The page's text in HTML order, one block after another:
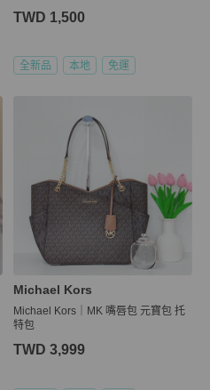
TWD 1,500
全新品 本地 免運
Michael Kors
Michael Kors｜MK 嘴唇包 元寶包 托
特包
TWD 3,999